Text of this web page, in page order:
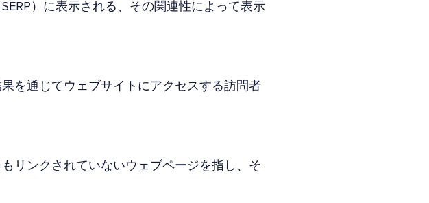
）に表示される、その関連性によって表示
を通じてウェブサイトにアクセスする訪問者
リンクされていないウェブページを指し、そ